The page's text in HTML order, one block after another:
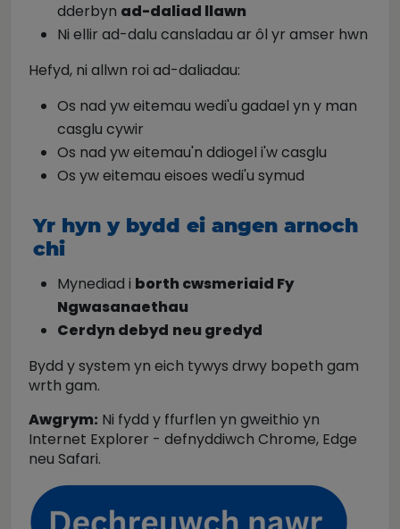
dderbyn ad-daliad llawn
Ni ellir ad-dalu cansladau ar ôl yr amser hwn
Hefyd, ni allwn roi ad-daliadau:
Os nad yw eitemau wedi'u gadael yn y man
casglu cywir
Os nad yw eitemau'n ddiogel i'w casglu
Os yw eitemau eisoes wedi'u symud
Yr hyn y bydd ei angen arnoch
chi
Mynediad i borth cwsmeriaid Fy
Ngwasanaethau
Cerdyn debyd neu gredyd
Bydd y system yn eich tywys drwy bopeth gam
wrth gam.
Awgrym: Ni fydd y ffurflen yn gweithio yn
Internet Explorer - defnyddiwch Chrome, Edge
neu Safari.